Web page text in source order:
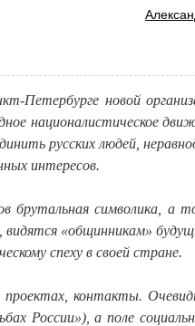
Петербурге новой
националистическое
русских людей,
интересов.
брутальная символика, а
«общинникам»
спеху в своей стране.
проектах, контакты.
России»), а поле